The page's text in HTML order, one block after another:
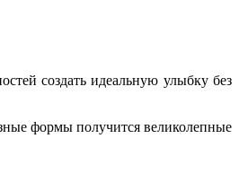
создать идеальную улыбку без
формы получится великолепные